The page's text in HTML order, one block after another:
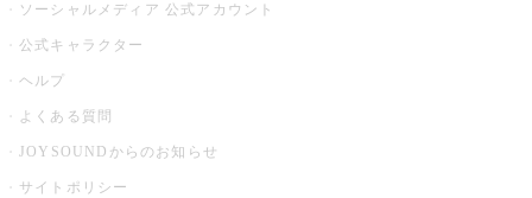
ソーシャルメディア 公式アカウント
公式キャラクター
ヘルプ
よくある質問
JOYSOUNDからのお知らせ
サイトポリシー